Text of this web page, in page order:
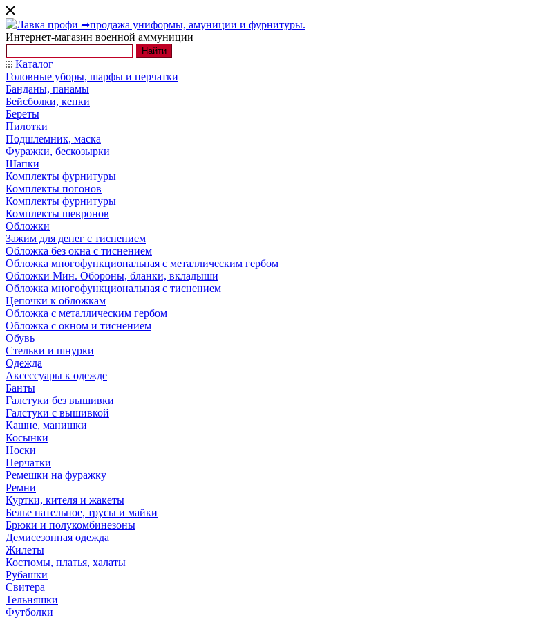
Интернет-магазин военной аммуниции
Найти
Каталог
Головные уборы, шарфы и перчатки
Банданы, панамы
Бейсболки, кепки
Береты
Пилотки
Подшлемник, маска
Фуражки, бескозырки
Шапки
Комплекты фурнитуры
Комплекты погонов
Комплекты фурнитуры
Комплекты шевронов
Обложки
Зажим для денег с тиснением
Обложка без окна с тиснением
Обложка многофункциональная с металлическим гербом
Обложки Мин. Обороны, бланки, вкладыши
Обложка многофункциональная с тиснением
Цепочки к обложкам
Обложка с металлическим гербом
Обложка с окном и тиснением
Обувь
Стельки и шнурки
Одежда
Аксессуары к одежде
Банты
Галстуки без вышивки
Галстуки с вышивкой
Кашне, манишки
Косынки
Носки
Перчатки
Ремешки на фуражку
Ремни
Куртки, кителя и жакеты
Белье нательное, трусы и майки
Брюки и полукомбинезоны
Демисезонная одежда
Жилеты
Костюмы, платья, халаты
Рубашки
Свитера
Тельняшки
Футболки